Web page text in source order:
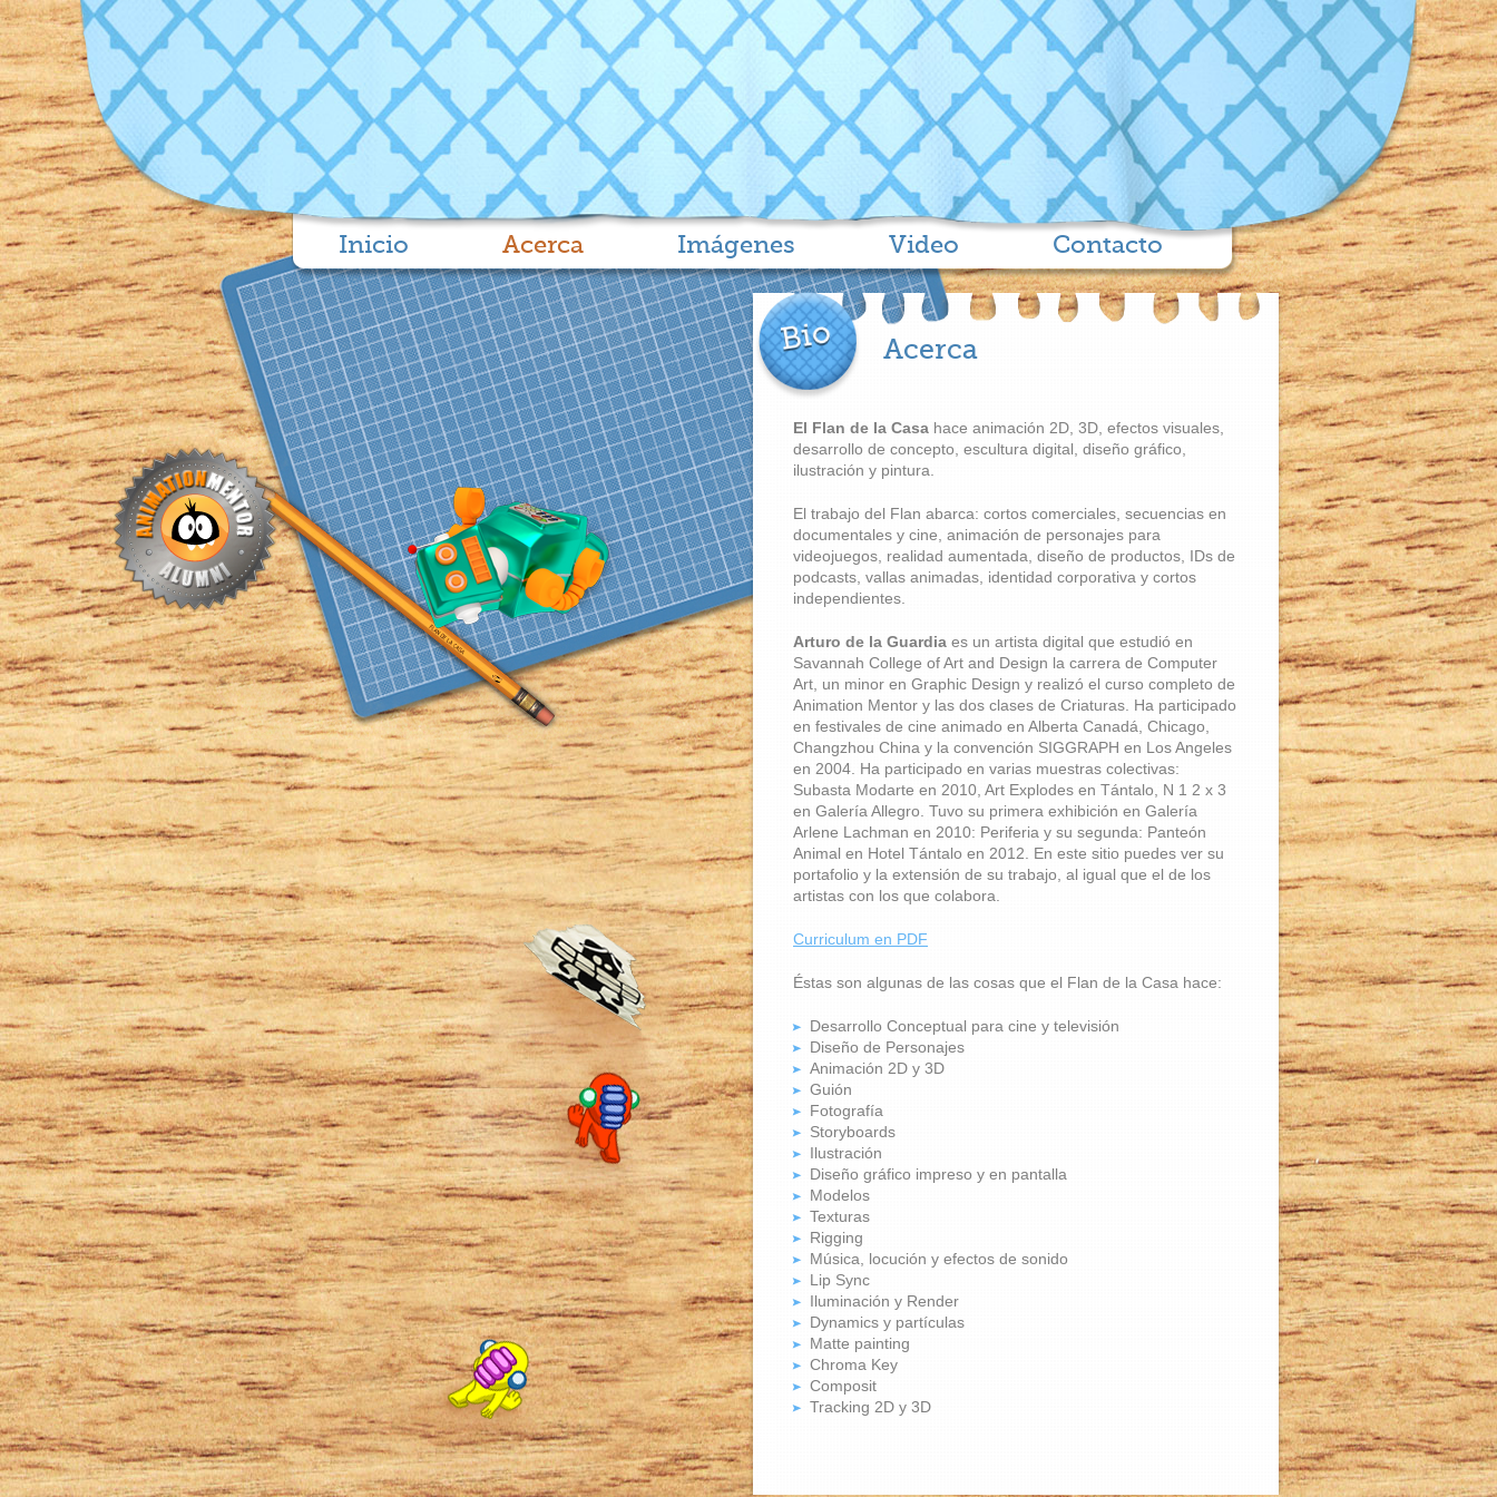
Inicio Acerca Imágenes Video Contacto
Acerca
El Flan de la Casa hace animación 2D, 3D, efectos visuales,
desarrollo de concepto, escultura digital, diseño gráfico,
ilustración y pintura.
El trabajo del Flan abarca: cortos comerciales, secuencias en
documentales y cine, animación de personajes para
videojuegos, realidad aumentada, diseño de productos, IDs de
podcasts, vallas animadas, identidad corporativa y cortos
independientes.
Arturo de la Guardia es un artista digital que estudió en
Savannah College of Art and Design la carrera de Computer
Art, un minor en Graphic Design y realizó el curso completo de
Animation Mentor y las dos clases de Criaturas. Ha participado
en festivales de cine animado en Alberta Canadá, Chicago,
Changzhou China y la convención SIGGRAPH en Los Angeles
en 2004. Ha participado en varias muestras colectivas:
Subasta Modarte en 2010, Art Explodes en Tántalo, N 1 2 x 3
en Galería Allegro. Tuvo su primera exhibición en Galería
Arlene Lachman en 2010: Periferia y su segunda: Panteón
Animal en Hotel Tántalo en 2012. En este sitio puedes ver su
portafolio y la extensión de su trabajo, al igual que el de los
artistas con los que colabora.
Curriculum en PDF
Éstas son algunas de las cosas que el Flan de la Casa hace:
Desarrollo Conceptual para cine y televisión
Diseño de Personajes
Animación 2D y 3D
Guión
Fotografía
Storyboards
Ilustración
Diseño gráfico impreso y en pantalla
Modelos
Texturas
Rigging
Música, locución y efectos de sonido
Lip Sync
Iluminación y Render
Dynamics y partículas
Matte painting
Chroma Key
Composit
Tracking 2D y 3D